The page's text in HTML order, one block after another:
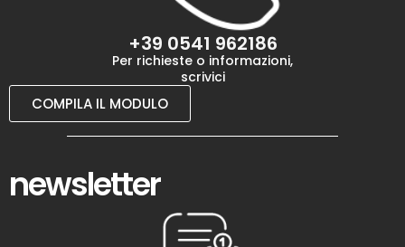
+39 0541 962186
Per richieste o informazioni,
scrivici
COMPILA IL MODULO
newsletter